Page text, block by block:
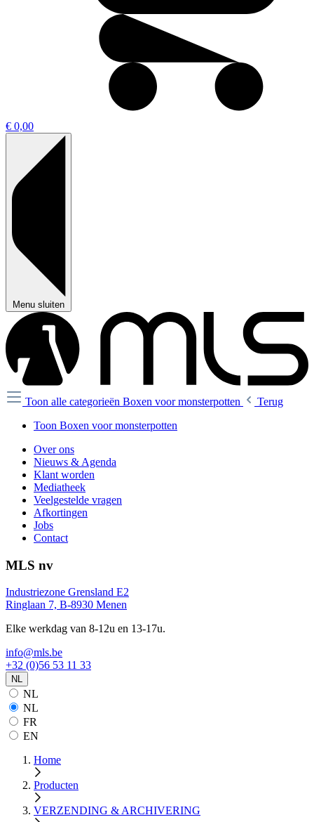
€ 0,00
Menu sluiten
Toon alle categorieën Boxen voor monsterpotten
Terug
Toon Boxen voor monsterpotten
Over ons
Nieuws & Agenda
Klant worden
Mediatheek
Veelgestelde vragen
Afkortingen
Jobs
Contact
MLS nv
Industriezone Grensland E2
Ringlaan 7, B-8930 Menen
Elke werkdag van 8-12u en 13-17u.
info@mls.be
+32 (0)56 53 11 33
NL
NL
NL
FR
EN
Home
Producten
VERZENDING & ARCHIVERING